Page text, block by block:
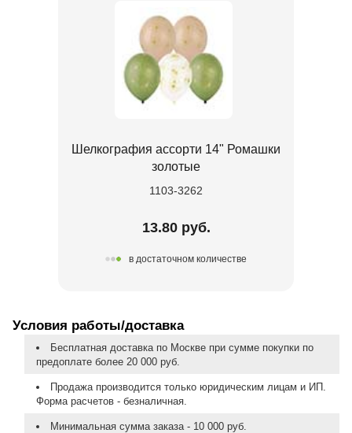
Шелкография ассорти 14" Ромашки
золотые
1103-3262
13.80 руб.
в достаточном количестве
Условия работы/доставка
Бесплатная доставка по Москве при сумме покупки по
предоплате более 20 000 руб.
Продажа производится только юридическим лицам и ИП.
Форма расчетов - безналичная.
Минимальная сумма заказа - 10 000 руб.